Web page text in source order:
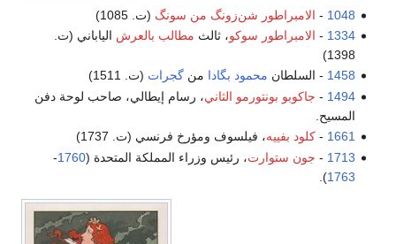
1048
- الامبراطور شن‌زونگ من سونگ (ت. 1085)
1334
- الامبراطور سوكو، ثالث مطالب بالعرش الياباني (ت.
1398)
1458 - السلطان محمود بگادا منگجرات (ت. 1511)
1494
- جاكوبو بونتورمو الثاني، رسام إيطالي، صاحب لوحة دفن
المسيح.
1661
-كلود بفييه، فيلسوف ومؤرخ فرنسي (ت. 1737)
1713
- جون ستوارت، رئيس وزراء المملكة المتحدة (1760
-
1763
).